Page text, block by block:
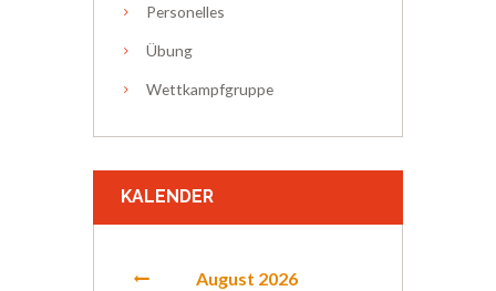
Personelles
Übung
Wettkampfgruppe
KALENDER
August 2026